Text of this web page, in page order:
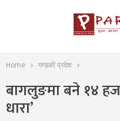
Home गण्डकी प्रदेश
बागलुङमा बने १४
धारा’